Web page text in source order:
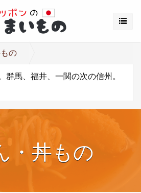
の
群馬、福井、一関の次の信州。
・丼もの